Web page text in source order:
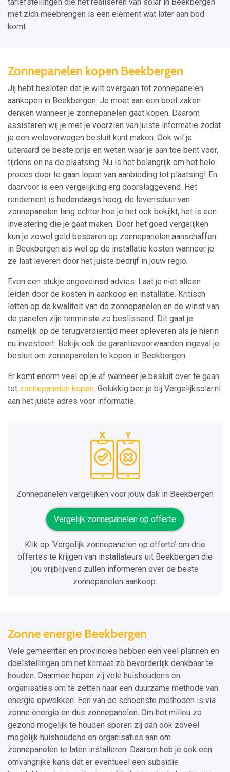
tariefstellingen die het realiseren van solar in Beekbergen
met zich meebrengen is een element wat later aan bod
komt.
Zonnepanelen kopen Beekbergen
Jij hebt besloten dat je wilt overgaan tot zonnepanelen
aankopen in Beekbergen. Je moet aan een boel zaken
denken wanneer je zonnepanelen gaat kopen. Daarom
assisteren wij je met je voorzien van juiste informatie zodat
je een weloverwogen besluit kunt maken. Ook wil je
uiteraard de beste prijs en weten waar je aan toe bent voor,
tijdens en na de plaatsing. Nu is het belangrijk om het hele
proces door te gaan lopen van aanbieding tot plaatsing! En
daarvoor is een vergelijking erg doorslaggevend. Het
rendement is hedendaags hoog, de levensduur van
zonnepanelen lang echter hoe je het ook bekijkt, het is een
investering die je gaat maken. Door het goed vergelijken
kun je zowel geld besparen op zonnepanelen aanschaffen
in Beekbergen als wel op de installatie kosten wanneer je
ze laat leveren door het juiste bedrijf in jouw regio.
Even een stukje ongeveinsd advies: Laat je niet alleen
leiden door de kosten in aankoop en installatie. Kritisch
letten op de kwaliteit van de zonnepanelen en de winst van
de panelen zijn tenminste zo beslissend. Dit gaat je
namelijk op de terugverdientijd meer opleveren als je hierin
nu investeert. Bekijk ook de garantievoorwaarden ingeval je
besluit om zonnepanelen te kopen in Beekbergen.
Er komt enorm veel op je af wanneer je besluit over te gaan
tot zonnepanelen kopen. Gelukkig ben je bij Vergelijksolar.nl
aan het juiste adres voor informatie.
Zonnepanelen vergelijken voor jouw dak in Beekbergen
Vergelijk zonnepanelen op offerte
Klik op ‘Vergelijk zonnepanelen op offerte’ om drie
offertes te krijgen van installateurs uit Beekbergen die
jou vrijblijvend zullen informeren over de beste
zonnepanelen aankoop.
Zonne energie Beekbergen
Vele gemeenten en provincies hebben een veel plannen en
doelstellingen om het klimaat zo bevorderlijk denkbaar te
houden. Daarmee hopen zij vele huishoudens en
organisaties om te zetten naar een duurzame methode van
energie opwekken. Een van de schoonste methoden is via
zonne energie en dus zonnepanelen. Om het milieu zo
gezond mogelijk te houden sporen zij dan ook zoveel
mogelijk huishoudens en organisaties aan om
zonnepanelen te laten installeren. Daarom heb je ook een
omvangrijke kans dat er eventueel een subsidie